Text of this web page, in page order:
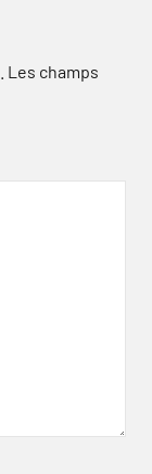
Les champs